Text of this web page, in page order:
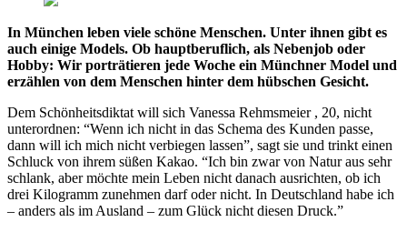
In München leben viele schöne Menschen. Unter ihnen gibt es
auch einige Models. Ob hauptberuflich, als Nebenjob oder
Hobby: Wir porträtieren jede Woche ein Münchner Model und
erzählen von dem Menschen hinter dem hübschen Gesicht.
Dem Schönheitsdiktat will sich Vanessa Rehmsmeier , 20, nicht
unterordnen: “Wenn ich nicht in das Schema des Kunden passe,
dann will ich mich nicht verbiegen lassen”, sagt sie und trinkt einen
Schluck von ihrem süßen Kakao. “Ich bin zwar von Natur aus sehr
schlank, aber möchte mein Leben nicht danach ausrichten, ob ich
drei Kilogramm zunehmen darf oder nicht. In Deutschland habe ich
– anders als im Ausland – zum Glück nicht diesen Druck.”